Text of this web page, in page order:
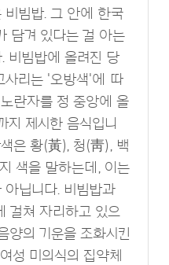
비빔밥. 그 안에 한국
담겨 있다는 걸 아는
비빔밥에 올려진 당
사리는 '오방색'에 따
란자를 정 중앙에 올
지 제시한 음식입니
은 황(黃), 청(靑), 백
색을 말하는데, 이는
아닙니다. 비빔밥과
걸쳐 자리하고 있으
양의 기운을 조화시킨
성 미의식의 집약체